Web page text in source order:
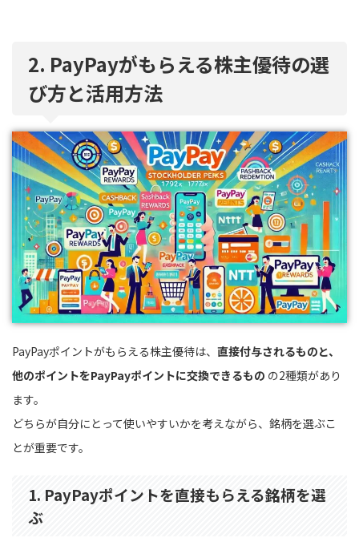
2. PayPayがもらえる株主優待の選
び方と活用方法
PayPayポイントがもらえる株主優待は、 直接付与されるものと、
他のポイントをPayPayポイントに交換できるもの の2種類があり
ます。
どちらが自分にとって使いやすいかを考えながら、銘柄を選ぶこ
とが重要です。
1. PayPayポイントを直接もらえる銘柄を選
ぶ